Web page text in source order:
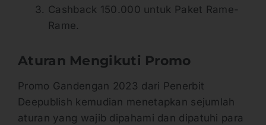
Cashback 150.000 untuk Paket Rame-
Rame.
Aturan Mengikuti Promo
Promo Gandengan 2023 dari Penerbit
Deepublish kemudian menetapkan sejumlah
aturan yang wajib dipahami dan dipatuhi para